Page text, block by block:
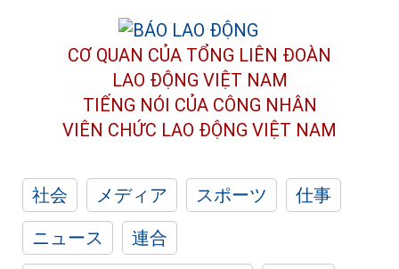
CƠ QUAN CỦA TỔNG LIÊN ĐOÀN
LAO ĐỘNG VIỆT NAM
TIẾNG NÓI CỦA CÔNG NHÂN
VIÊN CHỨC LAO ĐỘNG VIỆT NAM
社会 メディア スポーツ
仕事
ニュース
連合